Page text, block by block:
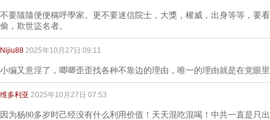
不要隨隨便便稱呼學家。更不要迷信院士，大獎，權威，出身等等，要
偷，欺世盜名者。
Nijiu88 2025年10月27日 09:11
小编又意淫了，唧唧歪歪找各种不靠边的理由，唯一的理由就是在党眼
维多利亚 2025年10月27日 07:53
因为杨80多岁时己经没有什么利用价值！天天混吃混喝！中共一直是只